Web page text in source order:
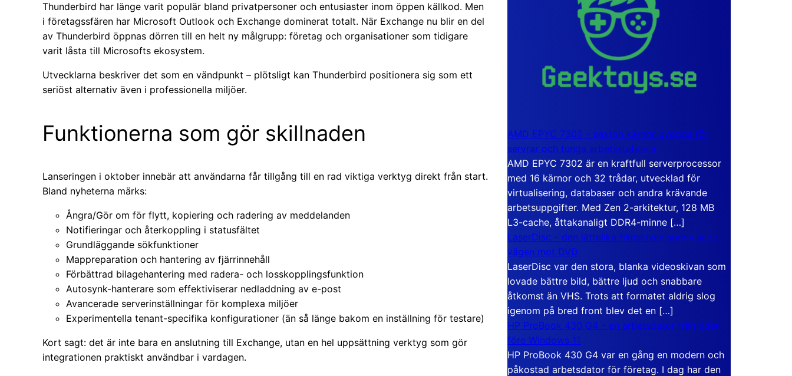
Thunderbird har länge varit populär bland privatpersoner och entusiaster inom öppen källkod. Men
i företagssfären har Microsoft Outlook och Exchange dominerat totalt. När Exchange nu blir en del
av Thunderbird öppnas dörren till en helt ny målgrupp: företag och organisationer som tidigare
varit låsta till Microsofts ekosystem.
Utvecklarna beskriver det som en vändpunkt – plötsligt kan Thunderbird positionera sig som ett
seriöst alternativ även i professionella miljöer.
Funktionerna som gör skillnaden
Lanseringen i oktober innebär att användarna får tillgång till en rad viktiga verktyg direkt från start.
Bland nyheterna märks:
Ångra/Gör om för flytt, kopiering och radering av meddelanden
Notifieringar och återkoppling i statusfältet
Grundläggande sökfunktioner
Mappreparation och hantering av fjärrinnehåll
Förbättrad bilagehantering med radera- och losskopplingsfunktion
Autosynk-hanterare som effektiviserar nedladdning av e-post
Avancerade serverinställningar för komplexa miljöer
Experimentella tenant-specifika konfigurationer (än så länge bakom en inställning för testare)
Kort sagt: det är inte bara en anslutning till Exchange, utan en hel uppsättning verktyg som gör
integrationen praktiskt användbar i vardagen.
AMD EPYC 7302 – sexton kärnor byggda för
servrar och tunga arbetsstationer
AMD EPYC 7302 är en kraftfull serverprocessor
med 16 kärnor och 32 trådar, utvecklad för
virtualisering, databaser och andra krävande
arbetsuppgifter. Med Zen 2-arkitektur, 128 MB
L3-cache, åttakanaligt DDR4-minne […]
LaserDisc – den jättelika filmskivan som visade
vägen mot DVD
LaserDisc var den stora, blanka videoskivan som
lovade bättre bild, bättre ljud och snabbare
åtkomst än VHS. Trots att formatet aldrig slog
igenom på bred front blev det en […]
HP ProBook 430 G4 – en arbetsdator från tiden
före Windows 11
HP ProBook 430 G4 var en gång en modern och
påkostad arbetsdator för företag. I dag har den